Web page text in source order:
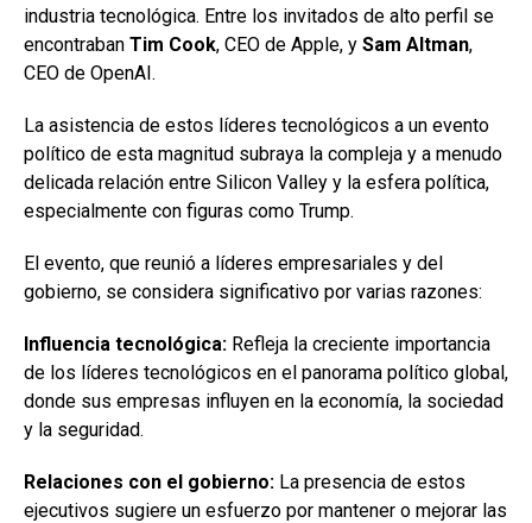
industria tecnológica. Entre los invitados de alto perfil se
encontraban Tim Cook, CEO de Apple, y Sam Altman,
CEO de OpenAI.
La asistencia de estos líderes tecnológicos a un evento
político de esta magnitud subraya la compleja y a menudo
delicada relación entre Silicon Valley y la esfera política,
especialmente con figuras como Trump.
El evento, que reunió a líderes empresariales y del
gobierno, se considera significativo por varias razones:
Influencia tecnológica: Refleja la creciente importancia
de los líderes tecnológicos en el panorama político global,
donde sus empresas influyen en la economía, la sociedad
y la seguridad.
Relaciones con el gobierno: La presencia de estos
ejecutivos sugiere un esfuerzo por mantener o mejorar las